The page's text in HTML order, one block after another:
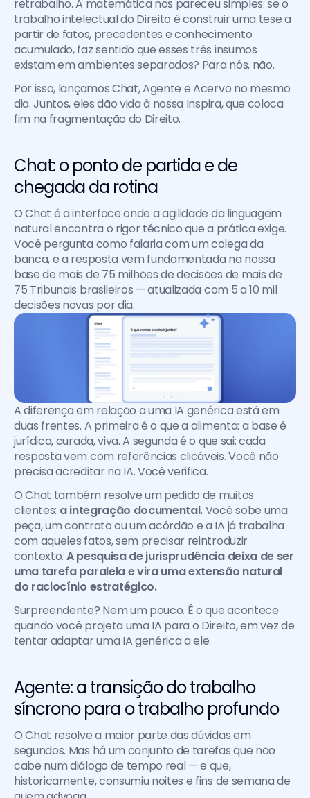
retrabalho. A matemática nos pareceu simples: se o
trabalho intelectual do Direito é construir uma tese a
partir de fatos, precedentes e conhecimento
acumulado, faz sentido que esses três insumos
existam em ambientes separados? Para nós, não.
Por isso, lançamos Chat, Agente e Acervo no mesmo
dia. Juntos, eles dão vida à nossa Inspira, que coloca
fim na fragmentação do Direito.
Chat: o ponto de partida e de
chegada da rotina
O Chat é a interface onde a agilidade da linguagem
natural encontra o rigor técnico que a prática exige.
Você pergunta como falaria com um colega da
banca, e a resposta vem fundamentada na nossa
base de mais de 75 milhões de decisões de mais de
75 Tribunais brasileiros — atualizada com 5 a 10 mil
decisões novas por dia.
A diferença em relação a uma IA genérica está em
duas frentes. A primeira é o que a alimenta: a base é
jurídica, curada, viva. A segunda é o que sai: cada
resposta vem com referências clicáveis. Você não
precisa acreditar na IA. Você verifica.
O Chat também resolve um pedido de muitos
clientes: a integração documental. Você sobe uma
peça, um contrato ou um acórdão e a IA já trabalha
com aqueles fatos, sem precisar reintroduzir
contexto. A pesquisa de jurisprudência deixa de ser
uma tarefa paralela e vira uma extensão natural
do raciocínio estratégico.
Surpreendente? Nem um pouco. É o que acontece
quando você projeta uma IA para o Direito, em vez de
tentar adaptar uma IA genérica a ele.
Agente: a transição do trabalho
síncrono para o trabalho profundo
O Chat resolve a maior parte das dúvidas em
segundos. Mas há um conjunto de tarefas que não
cabe num diálogo de tempo real — e que,
historicamente, consumiu noites e fins de semana de